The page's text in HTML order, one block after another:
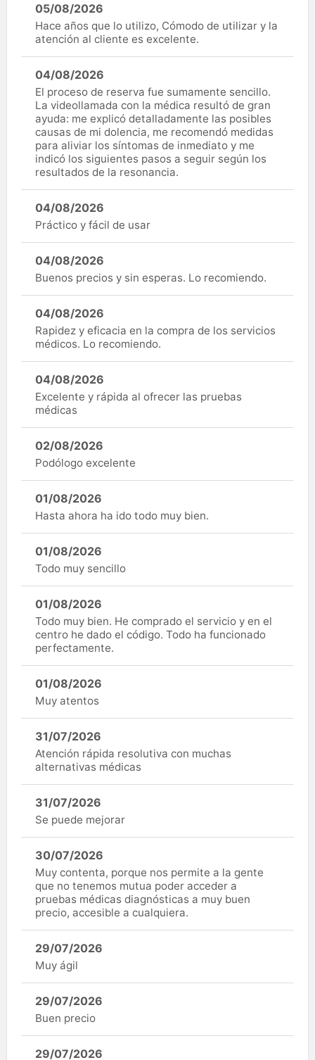
05/08/2026
Hace años que lo utilizo, Cómodo de utilizar y la
atención al cliente es excelente.
04/08/2026
El proceso de reserva fue sumamente sencillo.
La videollamada con la médica resultó de gran
ayuda: me explicó detalladamente las posibles
causas de mi dolencia, me recomendó medidas
para aliviar los síntomas de inmediato y me
indicó los siguientes pasos a seguir según los
resultados de la resonancia.
04/08/2026
Práctico y fácil de usar
04/08/2026
Buenos precios y sin esperas. Lo recomiendo.
04/08/2026
Rapidez y eficacia en la compra de los servicios
médicos. Lo recomiendo.
04/08/2026
Excelente y rápida al ofrecer las pruebas
médicas
02/08/2026
Podólogo excelente
01/08/2026
Hasta ahora ha ido todo muy bien.
01/08/2026
Todo muy sencillo
01/08/2026
Todo muy bien. He comprado el servicio y en el
centro he dado el código. Todo ha funcionado
perfectamente.
01/08/2026
Muy atentos
31/07/2026
Atención rápida resolutiva con muchas
alternativas médicas
31/07/2026
Se puede mejorar
30/07/2026
Muy contenta, porque nos permite a la gente
que no tenemos mutua poder acceder a
pruebas médicas diagnósticas a muy buen
precio, accesible a cualquiera.
29/07/2026
Muy ágil
29/07/2026
Buen precio
29/07/2026